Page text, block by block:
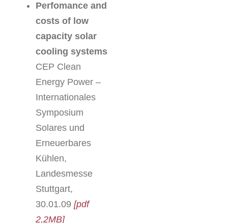
Perfomance and
costs of low
capacity solar
cooling systems
CEP Clean
Energy Power –
Internationales
Symposium
Solares und
Erneuerbares
Kühlen,
Landesmesse
Stuttgart,
30.01.09 [pdf
2,2MB]